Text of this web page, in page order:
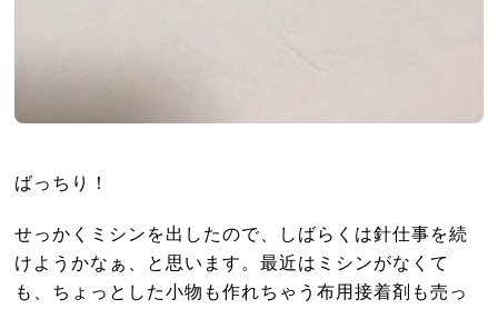
ばっちり！
せっかくミシンを出したので、しばらくは針仕事を続
けようかなぁ、と思います。最近はミシンがなくて
も、ちょっとした小物も作れちゃう布用接着剤も売っ